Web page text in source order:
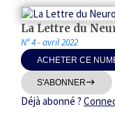
Publication
Thématiques
La Lettre du
N° 4 - avril 2022
ACHETER CE
S'ABONNER
Déjà abonné ?